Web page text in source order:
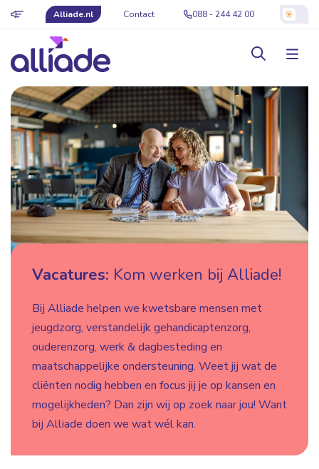
Alliade.nl Contact 088 - 244 42 00
Vacatures: Kom werken bij Alliade!
Bij Alliade helpen we kwetsbare mensen met
jeugdzorg, verstandelijk gehandicaptenzorg,
ouderenzorg, werk & dagbesteding en
maatschappelijke ondersteuning. Weet jij wat de
cliënten nodig hebben en focus jij je op kansen en
mogelijkheden? Dan zijn wij op zoek naar jou! Want
bij Alliade doen we wat wél kan.